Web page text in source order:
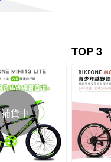
補貨中
TOP 3